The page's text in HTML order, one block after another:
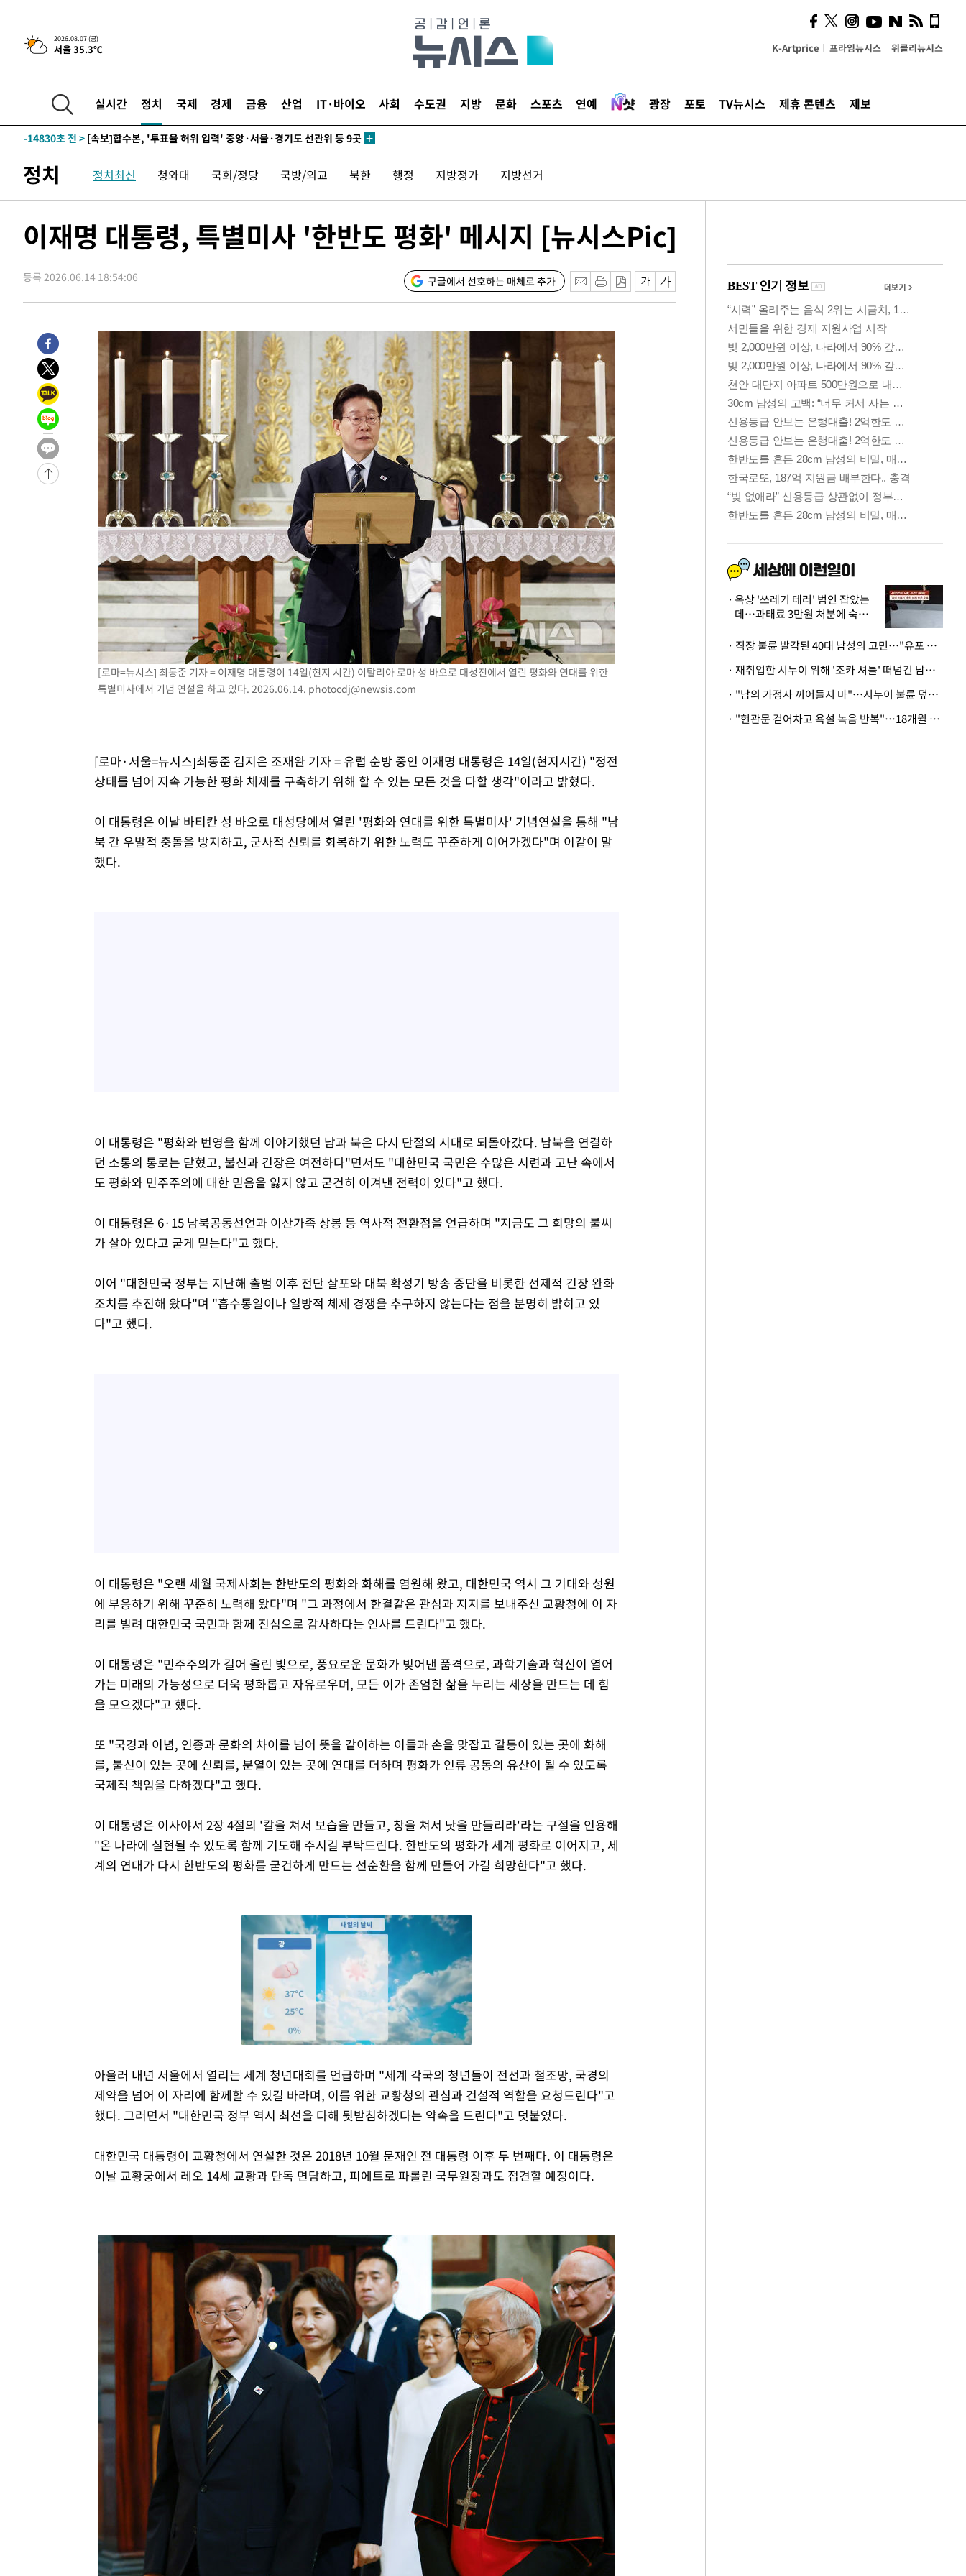
2026.08.07 (금)
서울 35.3℃ K-Artprice 프라임뉴시스 위클리뉴시스
실시간 정치 국제 경제 금융 산업 IT·바이오 사회 수도권 지방 문화 스포츠 연예 광장 포토 TV뉴시스 제휴 콘텐츠 제보
-21392초 전 >[속보]종합특검, '관저이전 봐주기 감사' 유병호 구속기소
-17992초 전 >민주 콩고 에볼라환자 4천명 돌파, 4053명 발생 1850명 사망
-16436초 전 >
"미 전국적 살모네라 식중독 원인은 멕시코산 할라피뇨"-- CDC
-14949초 전 >
-14830초 전 > [속보]합수본, '투표율 허위 입력' 중앙·서울·경기도 선관위 등 9곳
-14381초 전 >
[속보]삼성전자·SK하이닉스 동반 강보합…1%대 상승 출발
-14367초 전 >[속보]코스닥, 5.95포인트(0.74%) 상승한 807.62개장
-11500초 전 >시리아 다마스쿠스 교외에서 미니버스 폭발.. 14명 부상, 3명은 중
-5762초 전 >이란, 호르무즈서 "적국 목표물들"과 대치로 남부 케슘섬에서 두차
-4477초 전 >[속보]美, 폴리실리콘 수입 규제…파생제품 15% 관세, 120일 후 발
-328초 전 >
[속보] 뉴욕증시, 일제 하락 마감…나스닥 0.06%↓
-29061초 전 >
[속보]국힘 윤리위, '돌려차기 발언' 진종오·서범수 징계 절차 개시
-24386초 전 >
[속보] 7월 중국 수출 23.9%↑ 수입 27.5%↑…무역총액
25.3%↑
-21546초 전 >
[속보]'채상병 순직 책임' 임성근, 항소심도 징역 3년
-21412초 전 >
[속보]종합특검, '관저이전 봐주기 감사' 유병호 구속기소
-18012초 전 >
민주 콩고 에볼라환자 4천명 돌파, 4053명 발생 1850명 사망
-17262초 전 >
[속보]'300억원대 사기 혐의' 차가원 대표 구속 송치
-16456초 전 >
"미 전국적 살모네라 식중독 원인은 멕시코산 할라피뇨"-- CDC
[속보]경찰·노동부, HL만도 평택사업장 끼임 사망 관련 압수수색
[속보]합수본, '투표율 허위 입력' 중앙·서울·경기도 선관위 등 9곳
[속보]원·달러 환율, 오전 9시 1423.8원
[속보]삼성전자·SK하이닉스 동반 강보합…1%대 상승 출발
[속보]코스닥, 5.95포인트(0.74%) 상승한 807.62개장
[속보]코스피, 6300선 재탈환…1.09% 오른 6365.07 개장
시리아 다마스쿠스 교외에서 미니버스 폭발.. 14명 부상, 3명은 중
입추에도 극한더위…서울 낮 39도 '폭염중대경보'
이란, 호르무즈서 "적국 목표물들"과 대치로 남부 케슘섬에서 두차
[속보]美, 폴리실리콘 수입 규제…파생제품 15% 관세, 120일 후 발
정치 정치최신 청와대 국회/정당 국방/외교 북한 행정 지방정가 지방선거
이재명 대통령, 특별미사 '한반도 평화' 메시지 [뉴시스Pic]
등록 2026.06.14 18:54:06 구글에서 선호하는 매체로 추가
[로마=뉴시스] 최동준 기자 = 이재명 대통령이 14일(현지 시간) 이탈리아 로마 성 바오로 대성전에서 열린 평화와 연대를 위한
특별미사에서 기념 연설을 하고 있다. 2026.06.14. photocdj@newsis.com
[로마·서울=뉴시스]최동준 김지은 조재완 기자 = 유럽 순방 중인 이재명 대통령은 14일(현지시간) "정전
상태를 넘어 지속 가능한 평화 체제를 구축하기 위해 할 수 있는 모든 것을 다할 생각"이라고 밝혔다.
이 대통령은 이날 바티칸 성 바오로 대성당에서 열린 '평화와 연대를 위한 특별미사' 기념연설을 통해 "남
북 간 우발적 충돌을 방지하고, 군사적 신뢰를 회복하기 위한 노력도 꾸준하게 이어가겠다"며 이같이 말
했다.
이 대통령은 "평화와 번영을 함께 이야기했던 남과 북은 다시 단절의 시대로 되돌아갔다. 남북을 연결하
던 소통의 통로는 닫혔고, 불신과 긴장은 여전하다"면서도 "대한민국 국민은 수많은 시련과 고난 속에서
도 평화와 민주주의에 대한 믿음을 잃지 않고 굳건히 이겨낸 전력이 있다"고 했다.
이 대통령은 6·15 남북공동선언과 이산가족 상봉 등 역사적 전환점을 언급하며 "지금도 그 희망의 불씨
가 살아 있다고 굳게 믿는다"고 했다.
이어 "대한민국 정부는 지난해 출범 이후 전단 살포와 대북 확성기 방송 중단을 비롯한 선제적 긴장 완화
조치를 추진해 왔다"며 "흡수통일이나 일방적 체제 경쟁을 추구하지 않는다는 점을 분명히 밝히고 있
다"고 했다.
이 대통령은 "오랜 세월 국제사회는 한반도의 평화와 화해를 염원해 왔고, 대한민국 역시 그 기대와 성원
에 부응하기 위해 꾸준히 노력해 왔다"며 "그 과정에서 한결같은 관심과 지지를 보내주신 교황청에 이 자
리를 빌려 대한민국 국민과 함께 진심으로 감사하다는 인사를 드린다"고 했다.
이 대통령은 "민주주의가 길어 올린 빛으로, 풍요로운 문화가 빚어낸 품격으로, 과학기술과 혁신이 열어
가는 미래의 가능성으로 더욱 평화롭고 자유로우며, 모든 이가 존엄한 삶을 누리는 세상을 만드는 데 힘
을 모으겠다"고 했다.
또 "국경과 이념, 인종과 문화의 차이를 넘어 뜻을 같이하는 이들과 손을 맞잡고 갈등이 있는 곳에 화해
를, 불신이 있는 곳에 신뢰를, 분열이 있는 곳에 연대를 더하며 평화가 인류 공동의 유산이 될 수 있도록
국제적 책임을 다하겠다"고 했다.
이 대통령은 이사야서 2장 4절의 '칼을 쳐서 보습을 만들고, 창을 쳐서 낫을 만들리라'라는 구절을 인용해
"온 나라에 실현될 수 있도록 함께 기도해 주시길 부탁드린다. 한반도의 평화가 세계 평화로 이어지고, 세
계의 연대가 다시 한반도의 평화를 굳건하게 만드는 선순환을 함께 만들어 가길 희망한다"고 했다.
Mute
아울러 내년 서울에서 열리는 세계 청년대회를 언급하며 "세계 각국의 청년들이 전선과 철조망, 국경의
제약을 넘어 이 자리에 함께할 수 있길 바라며, 이를 위한 교황청의 관심과 건설적 역할을 요청드린다"고
했다. 그러면서 "대한민국 정부 역시 최선을 다해 뒷받침하겠다는 약속을 드린다"고 덧붙였다.
대한민국 대통령이 교황청에서 연설한 것은 2018년 10월 문재인 전 대통령 이후 두 번째다. 이 대통령은
이날 교황궁에서 레오 14세 교황과 단독 면담하고, 피에트로 파롤린 국무원장과도 접견할 예정이다.
시, 스마트폰 액세서리에
NFC 더했다
옥상 '쓰레기 테러' 범인 잡았는
데…과태료 3만원 처분에 숙박업
· 직장 불륜 발각된 40대 남성의 고민…"유포 동료 명예훼손·협박죄 고소 가능할까"
· 재취업한 시누이 위해 '조카 셔틀' 떠넘긴 남편…아내 "난 못한다"
· "남의 가정사 끼어들지 마"…시누이 불륜 덮으려는 남편에 억울한 아내
· "현관문 걷어차고 욕설 녹음 반복"…18개월 아기 키우는 집 뒤흔든 '앞집의 비극'